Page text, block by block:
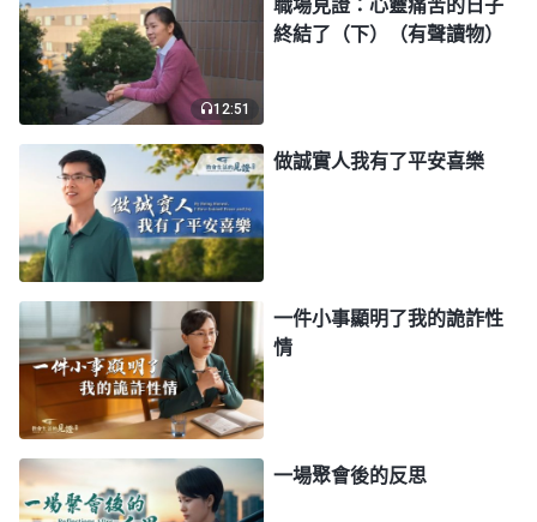
樣，這跟法利賽人
有什麽區别？又想當婊子，又想立
牌坊。他明知道這套奇裝异服穿不出去，那他為什麽
還要買呢？這不是白花錢嗎？就是因為他心裏喜歡這
類東西，他就一門心思想享受這套衣服，所以他就感
覺必須得買。買完了還穿不出去，過幾年就後悔了，
他就突然發現，『我做那事怎麽那麽愚蠢、那麽噁心
呢？』他自己都噁心。但是，他做事的時候身不由
己，因為他心裏喜歡的、追求的東西放不下，他就采
取兩面手法，用欺騙的方式來滿足自己。在很小的一
件事上都能流露出詭詐的性情，那在大事上還能實行
出真理嗎？不可能實行出來。可見，他的本性就是詭
詐，詭詐就是他的致命處。……詭詐人説謊欺騙都是
身不由己，而且是隨時隨地就流露，不用學習也不用
12:51
終結了（下）（有聲讀物）
做誠實人我有了平安喜樂
一件小事顯明了我的詭詐性
情
一場聚會後的反思